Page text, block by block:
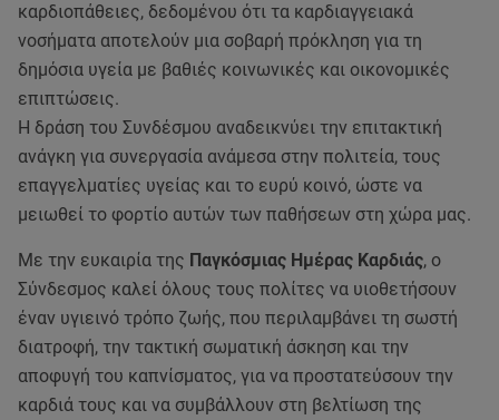
καρδιοπάθειες, δεδομένου ότι τα καρδιαγγειακά
νοσήματα αποτελούν μια σοβαρή πρόκληση για τη
δημόσια υγεία με βαθιές κοινωνικές και οικονομικές
επιπτώσεις.
Η δράση του Συνδέσμου αναδεικνύει την επιτακτική
ανάγκη για συνεργασία ανάμεσα στην πολιτεία, τους
επαγγελματίες υγείας και το ευρύ κοινό, ώστε να
μειωθεί το φορτίο αυτών των παθήσεων στη χώρα μας.
Με την ευκαιρία της Παγκόσμιας Ημέρας Καρδιάς, ο
Σύνδεσμος καλεί όλους τους πολίτες να υιοθετήσουν
έναν υγιεινό τρόπο ζωής, που περιλαμβάνει τη σωστή
διατροφή, την τακτική σωματική άσκηση και την
αποφυγή του καπνίσματος, για να προστατεύσουν την
καρδιά τους και να συμβάλλουν στη βελτίωση της